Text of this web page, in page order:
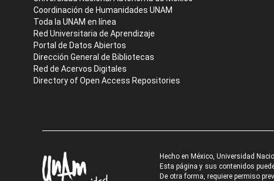
Coordinación de Humanidades UNAM
Toda la UNAM en línea
Red Universitaria de Aprendizaje
Portal de Datos Abiertos
Dirección General de Bibliotecas
Red de Acervos Digitales
Directory of Open Access Repositories
Hecho en México, Universidad
Esta página y sus contenidos
De otra forma, requiere permiso